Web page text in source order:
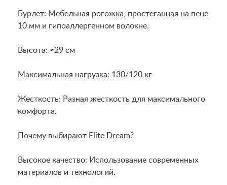
Бурлет: Мебельная рогожка, простеганная на пене
10 мм и гипоаллергенном волокне.
Высота: ≈29 см
Максимальная нагрузка: 130/120 кг
Жесткость: Разная жесткость для максимального
комфорта.
Почему выбирают Elite Dream?
Высокое качество: Использование современных
материалов и технологий.